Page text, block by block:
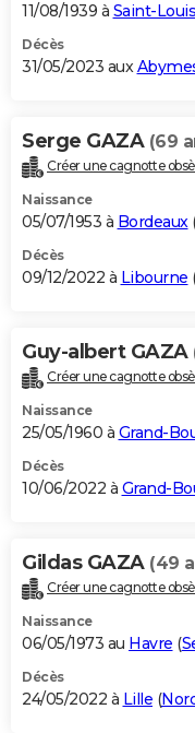
11/08/1939 à Saint-Louis
Décès
31/05/2023 aux
Serge GAZA (69
Créer une cagnotte
Naissance
05/07/1953 à Bordeaux
Décès
09/12/2022 à Libourne
Guy-albert GAZA
Créer une cagnotte
Naissance
25/05/1960 à Grand-
Décès
10/06/2022 à Grand-
Gildas GAZA (49
Créer une cagnotte
Naissance
06/05/1973 au Havre (
Décès
24/05/2022 à Lille (